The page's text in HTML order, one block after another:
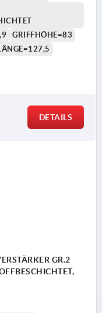
GRIFFHÖHE=83
DETAILS
GR.2